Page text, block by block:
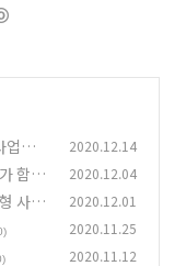
업
청안
2020.12.14
함께
2020.12.04
사회
2020.12.01
2020.11.25
2020.11.12